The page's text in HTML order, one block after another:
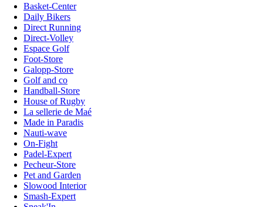
Basket-Center
Daily Bikers
Direct Running
Direct-Volley
Espace Golf
Foot-Store
Galopp-Store
Golf and co
Handball-Store
House of Rugby
La sellerie de Maé
Made in Paradis
Nauti-wave
On-Fight
Padel-Expert
Pecheur-Store
Pet and Garden
Slowood Interior
Smash-Expert